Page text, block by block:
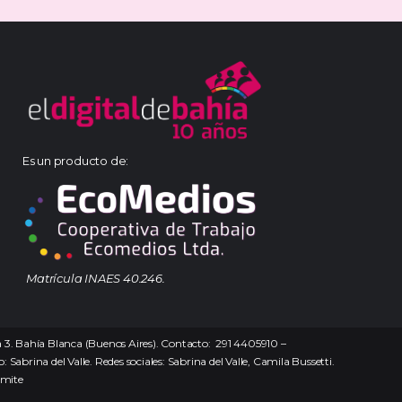
Es un producto de:
Matrícula INAES 40.246.
Bahía Blanca (Buenos Aires). Contacto: 291 4405910 –
del Valle. Redes sociales: Sabrina del Valle, Camila Bussetti.